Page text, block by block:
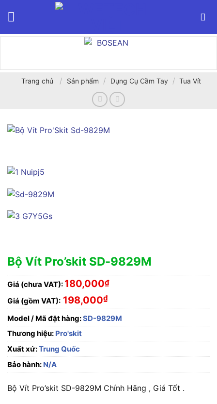
Trang chủ / Sản phẩm / Dụng Cụ Cầm Tay / Tua Vít
Bộ Vít Pro’skit SD-9829M
Giá (chưa VAT): 180,000₫
Giá (gồm VAT): 198,000₫
Model / Mã đặt hàng:SD-9829M
Thương hiệu: Pro'skit
Xuất xứ:Trung Quốc
Bảo hành: N/A
Bộ Vít Pro’skit SD-9829M Chính Hãng , Giá Tốt .